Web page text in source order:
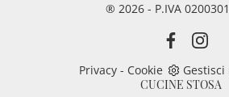
® 2026 - P.IVA
Privacy - Cookie
CUCINE STOSA